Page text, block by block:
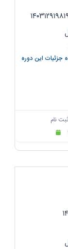
جزئیات این دوره
نام